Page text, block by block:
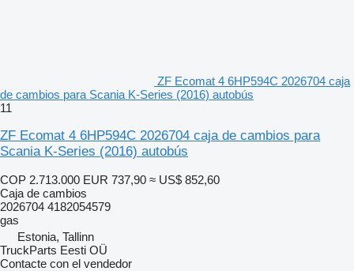
ZF Ecomat 4 6HP594C 2026704 caja
de cambios para Scania K-Series (2016) autobús
11
ZF Ecomat 4 6HP594C 2026704 caja de cambios para
Scania K-Series (2016) autobús
COP 2.713.000 EUR 737,90 ≈ US$ 852,60
Caja de cambios
2026704 4182054579
gas
Estonia, Tallinn
TruckParts Eesti OÜ
Contacte con el vendedor